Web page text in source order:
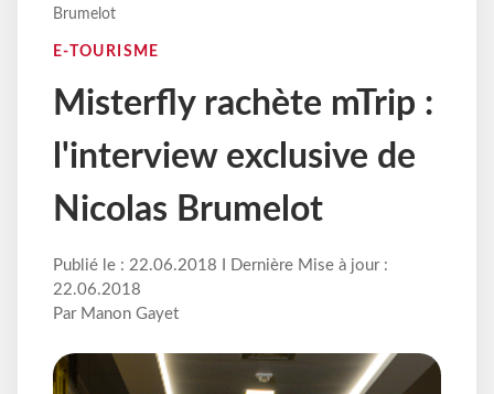
Brumelot
E-TOURISME
Misterfly rachète mTrip :
l'interview exclusive de
Nicolas Brumelot
Publié le : 22.06.2018 I Dernière Mise à jour :
22.06.2018
Par Manon Gayet